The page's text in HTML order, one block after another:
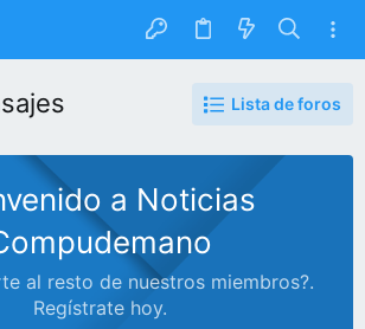
Lista de foros
a Noticias
al resto de nuestros miembros?.
Regístrate hoy.